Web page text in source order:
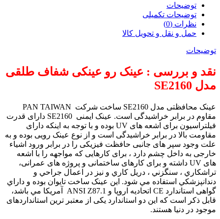
توضیحات
توضیحات تکمیلی
نظرات (0)
حمل و نقل و تحویل کالا
توضیحات
نقد و بررسی : عینک رو عینکی شفاف طلقی
مدل SE2160
مقاوم در برابر خراشیدگی است. عینک ایمنی SE2160 دارای قدرت
فیلتراسیون برای اشعه های UV بوده و با توجه به اینکه دارای
مقاومت بالا در برابر خراشیدگی است و از نوع عینک رویی بوده و به
علت وجود سپر های جانبی حافظت فیزیکی را در برابر ورود اشیاء
خارجی به داخل چشم دارد ، برای کارهایی که مواجهه را با اشعه
های UV داشته و برای کارهای ساختمانی و پروژه های عمرانی،
تراشكاري ،‌ سنگزني ، دريل کاري و نيز در اعمال جراحي و
دندانپزشکي استفاده مي شود. اين عينک ساخت تایوان بوده و داراي
گواهی استاندارد CE اتحاديه اروپا و ANSI Z87.1 آمریکا مي باشد،
قابل ذکر است که این دو استاندارد یکی از معتبر ترین استانداردهای
موجود در دنیا هستند.